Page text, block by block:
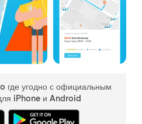
где угодно с официальным
iPhone и Android